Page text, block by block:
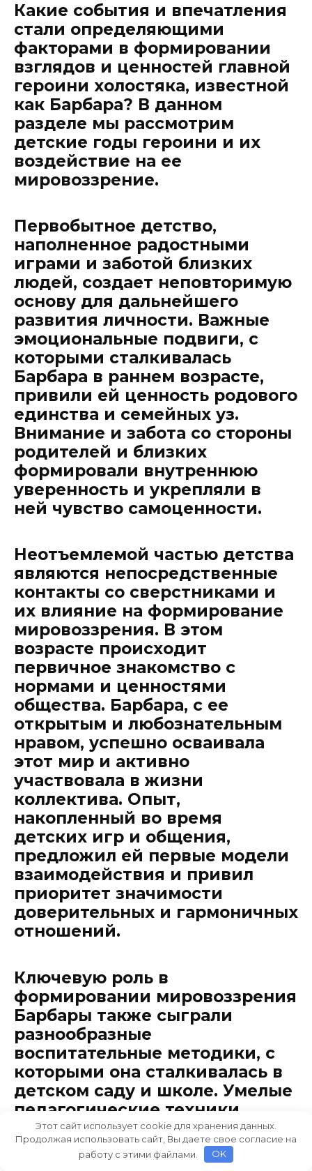
Какие события и впечатления
стали определяющими
факторами в формировании
взглядов и ценностей главной
героини холостяка, известной
как Барбара? В данном
разделе мы рассмотрим
детские годы героини и их
воздействие на ее
мировоззрение.
Первобытное детство,
наполненное радостными
играми и заботой близких
людей, создает неповторимую
основу для дальнейшего
развития личности. Важные
эмоциональные подвиги, с
которыми сталкивалась
Барбара в раннем возрасте,
привили ей ценность родового
единства и семейных уз.
Внимание и забота со стороны
родителей и близких
формировали внутреннюю
уверенность и укрепляли в
ней чувство самоценности.
Неотъемлемой частью детства
являются непосредственные
контакты со сверстниками и
их влияние на формирование
мировоззрения. В этом
возрасте происходит
первичное знакомство с
нормами и ценностями
общества. Барбара, с ее
открытым и любознательным
нравом, успешно осваивала
этот мир и активно
участвовала в жизни
коллектива. Опыт,
накопленный во время
детских игр и общения,
предложил ей первые модели
взаимодействия и привил
приоритет значимости
доверительных и гармоничных
отношений.
Ключевую роль в
формировании мировоззрения
Барбары также сыграли
разнообразные
воспитательные методики, с
которыми она сталкивалась в
детском саду и школе. Умелые
педагогические техники,
направленные на развитие
личности и формирование
осознанного сознания, сделали
Этот сайт использует cookie для хранения данных.
Продолжая использовать сайт, Вы даете свое согласие на
работу с этими файлами.
OK